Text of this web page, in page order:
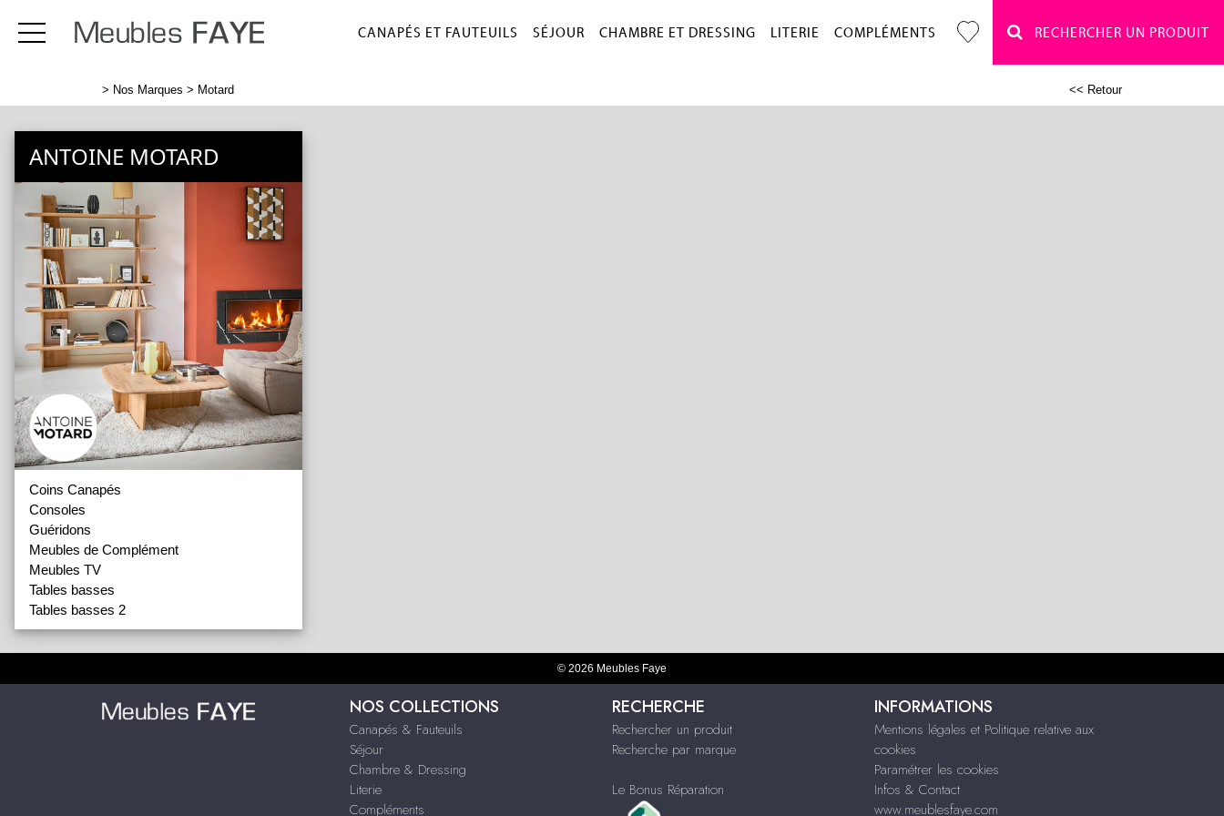
CANAPÉS ET FAUTEUILS SÉJOUR CHAMBRE ET DRESSING LITERIE COMPLÉMENTS RECHERCHER UN PRODUIT
> Nos Marques > Motard << Retour
ANTOINE MOTARD
Coins Canapés
Consoles
Guéridons
Meubles de Complément
Meubles TV
Tables basses
Tables basses 2
© 2026 Meubles Faye
NOS COLLECTIONS
Canapés & Fauteuils
Séjour
Chambre & Dressing
Literie
Compléments
RECHERCHE
Rechercher un produit
Recherche par marque
Le Bonus Réparation
INFORMATIONS
Mentions légales et Politique relative aux
cookies
Paramétrer les cookies
Infos & Contact
www.meublesfaye.com